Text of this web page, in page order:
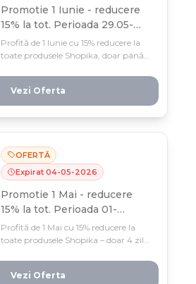
Promotie 1 Iunie - reducere
15% la tot. Perioada 29.05-
01.06.2026
Profită de 1 Iunie cu 15% reducere la
toate produsele Shopika, doar până
termine!
Vezi Oferta
OFERTĂ
Expirat 04-05-2026
Promotie 1 Mai - reducere
15% la tot. Perioada 01-
04.05.2026
Profită de 1 Mai cu 15% reducere la
toate produsele Shopika – doar 4 zile
redus.
Vezi Oferta